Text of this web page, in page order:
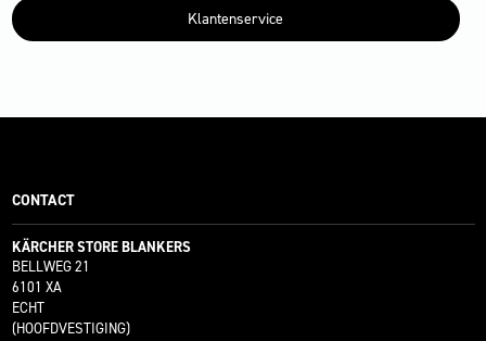
Klantenservice
CONTACT
KÄRCHER STORE BLANKERS
BELLWEG 21
6101 XA
ECHT
(HOOFDVESTIGING)